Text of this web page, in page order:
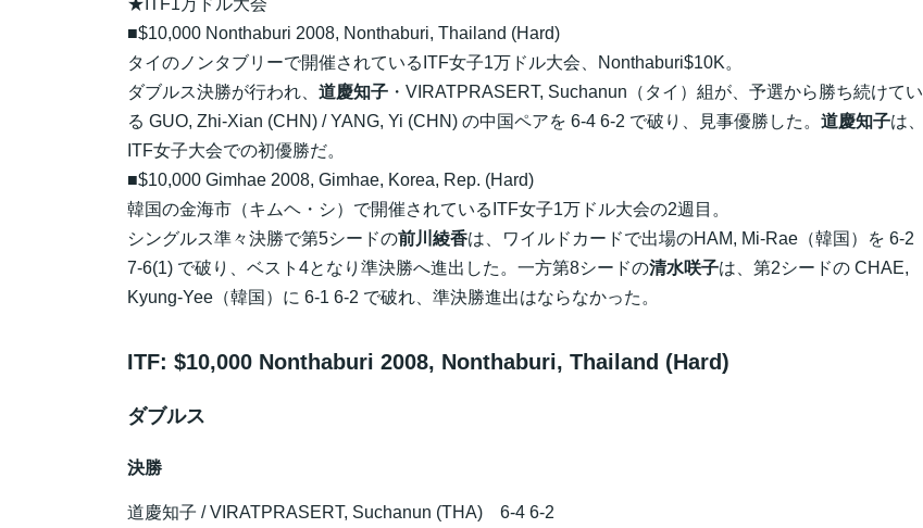
■$10,000 Nonthaburi 2008, Nonthaburi, Thailand (Hard)
タイのノンタブリーで開催されているITF女子1万ドル大会、Nonthaburi$10K。
ダブルス決勝が行われ、 道慶知子 ・VIRATPRASERT, Suchanun（タイ）組が、予選から勝ち続けてい
る GUO, Zhi-Xian (CHN) / YANG, Yi (CHN) の中国ペアを 6-4 6-2 で破り、見事優勝した。 道慶知子は、
ITF女子大会での初優勝だ。
■$10,000 Gimhae 2008, Gimhae, Korea, Rep. (Hard)
韓国の金海市（キムヘ・シ）で開催されているITF女子1万ドル大会の2週目。
シングルス準々決勝で第5シードの前川綾香は、ワイルドカードで出場のHAM, Mi-Rae（韓国）を 6-2
7-6(1) で破り、ベスト4となり準決勝へ進出した。一方第8シードの清水咲子は、第2シードの CHAE,
Kyung-Yee（韓国）に 6-1 6-2 で破れ、準決勝進出はならなかった。
ITF: $10,000 Nonthaburi 2008, Nonthaburi, Thailand (Hard)
ダブルス
決勝
道慶知子 / VIRATPRASERT, Suchanun (THA) 6-4 6-2